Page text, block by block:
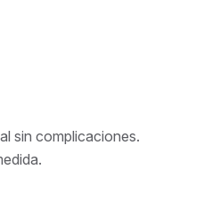
sin complicaciones.